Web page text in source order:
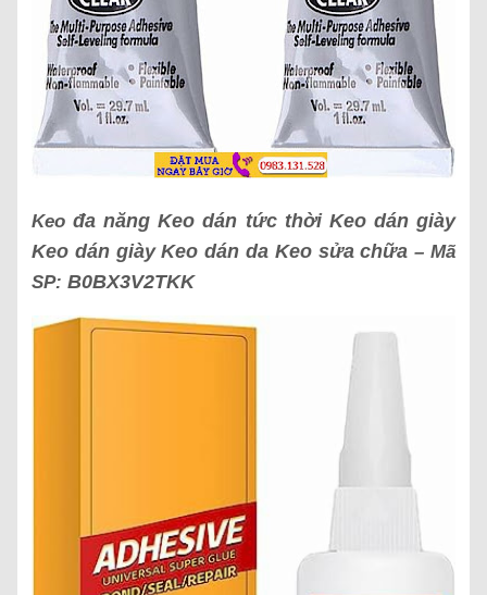
Keođa năng Keo dán tức thời Keo dán giày
Keo dán giày Keo dán da Keo sửa chữa – Mã
SP: B0BX3V2TKK